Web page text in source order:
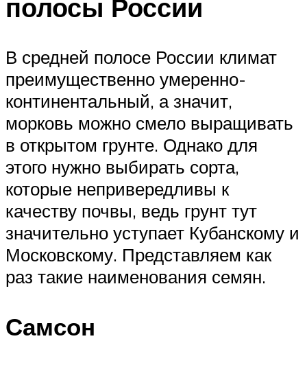
полосы России
В средней полосе России климат
преимущественно умеренно-
континентальный, а значит,
морковь можно смело выращивать
в открытом грунте. Однако для
этого нужно выбирать сорта,
которые непривередливы к
качеству почвы, ведь грунт тут
значительно уступает Кубанскому и
Московскому. Представляем как
раз такие наименования семян.
Самсон